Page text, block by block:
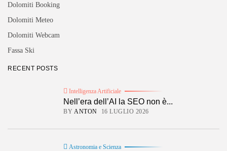
Dolomiti Booking
Dolomiti Meteo
Dolomiti Webcam
Fassa Ski
RECENT POSTS
Intelligenza Artificiale
Nell’era dell’AI la SEO non è...
BY ANTON 16 LUGLIO 2026
Astronomia e Scienza